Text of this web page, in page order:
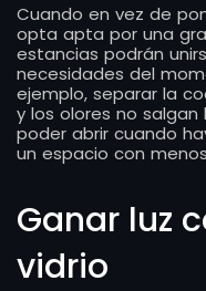
Cuando en vez de
opta apta por una
estancias podrán
necesidades del
ejemplo, separar la
y los olores no
poder abrir cuando
un espacio con
Ganar luz
vidrio